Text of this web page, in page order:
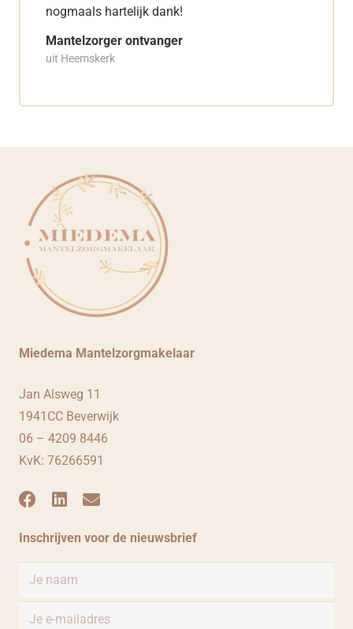
nogmaals hartelijk dank!
Mantelzorger ontvanger
uit Heemskerk
Miedema Mantelzorgmakelaar
Jan Alsweg 11
1941CC Beverwijk
06 – 4209 8446
KvK: 76266591
Inschrijven voor de nieuwsbrief